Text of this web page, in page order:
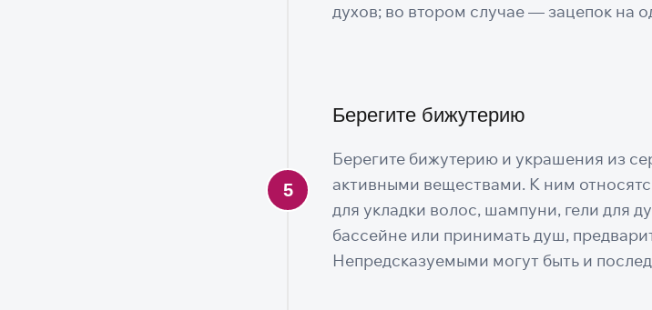
духов; во втором случае — зацепок на
Берегите бижутерию
Берегите бижутерию и украшения из
активными веществами. К ним
для укладки волос, шампуни, гели для
бассейне или принимать душ,
Непредсказуемыми могут быть и